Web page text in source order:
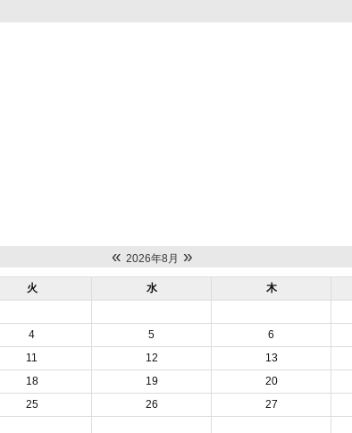
« 2026年8月 »
火 水 木
4 5
6
11 12
13
18 19
20
25 26
27